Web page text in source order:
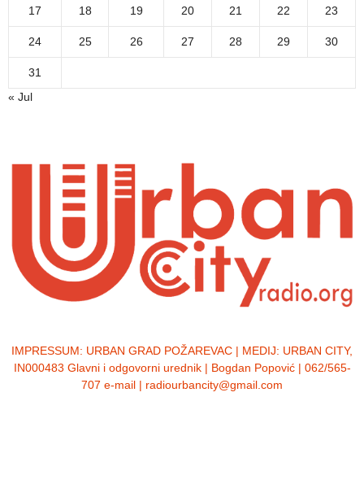
17 18 19 20 21 22 23
24 25 26 27 28 29 30
31
« Jul
IMPRESSUM: URBAN GRAD POŽAREVAC | MEDIJ: URBAN CITY,
IN000483 Glavni i odgovorni urednik | Bogdan Popović | 062/565-
707 e-mail | radiourbancity@gmail.com